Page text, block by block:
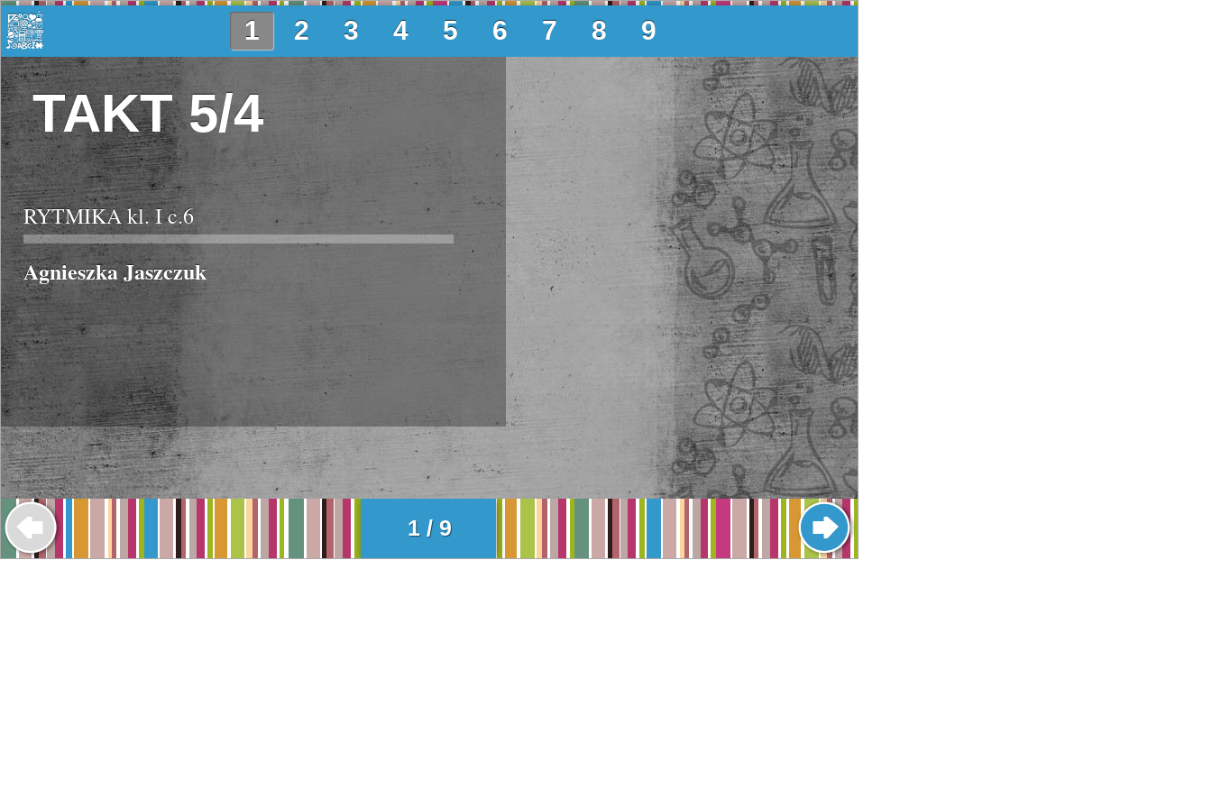
1 2 3 4 5 6 7 8 9
TAKT 5/4
RYTMIKA kl. I c.6
Agnieszka Jaszczuk
1 / 9